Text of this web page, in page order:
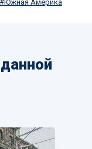
Южная Америка